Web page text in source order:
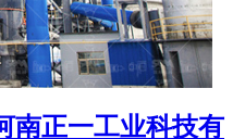
南正一工业科技有